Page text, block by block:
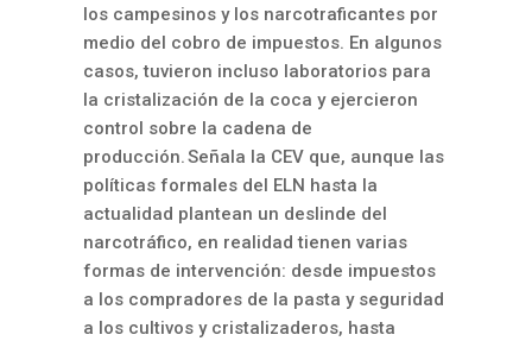
los campesinos y los narcotraficantes por
medio del cobro de impuestos. En algunos
casos, tuvieron incluso laboratorios para
la cristalización de la coca y ejercieron
control sobre la cadena de
producción. Señala la CEV que, aunque las
políticas formales del ELN hasta la
actualidad plantean un deslinde del
narcotráfico, en realidad tienen varias
formas de intervención: desde impuestos
a los compradores de la pasta y seguridad
a los cultivos y cristalizaderos, hasta